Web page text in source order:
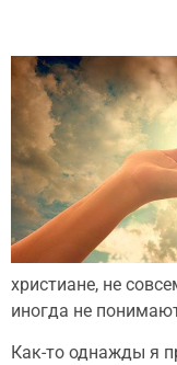
христиане, не
иногда не
Как-то однажды я